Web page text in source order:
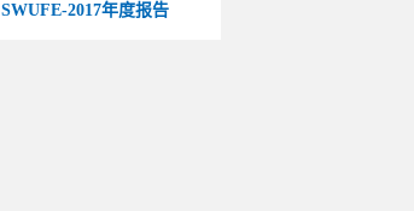
SWUFE-2017年度报告